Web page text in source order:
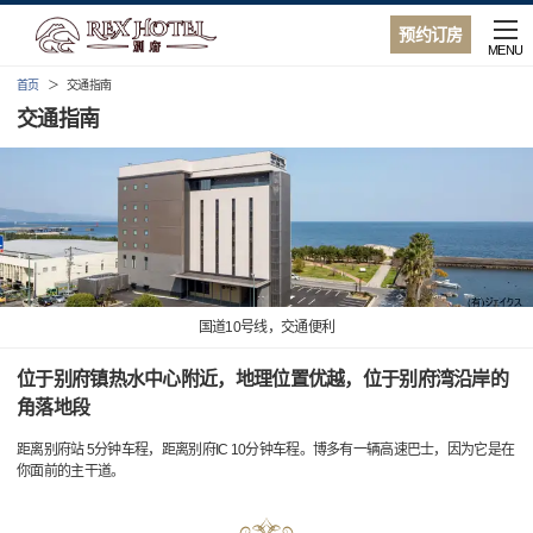
预约订房
MENU
首页 交通指南
交通指南
国道10号线，交通便利
位于别府镇热水中心附近，地理位置优越，位于别府湾沿岸的
角落地段
距离别府站 5分钟车程，距离别府IC 10分钟车程。博多有一辆高速巴士，因为它是在
你面前的主干道。